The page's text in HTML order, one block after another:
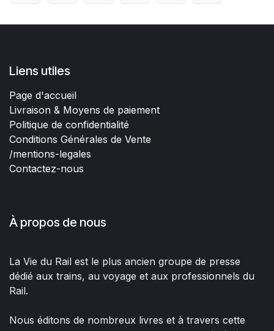
Liens utiles
Page d'accueil
Livraison & Moyens de paiement
Politique de confidentialité
Conditions Générales de Vente
/mentions-legales
Contactez-nous
À propos de nous
La Vie du Rail est le plus ancien groupe de presse
dédié aux trains, au voyage et aux professionnels du
Rail.
Nous éditons de nombreux livres et à travers cette